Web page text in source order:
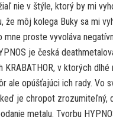
nie v štýle, ktorý by mi
že môj kolega Buky sa mi
mne proste vyvoláva
je česká
KRABATHOR, v ktorých
ale opúšťajúci ich rady. Vo
je chropot zrozumiteľný,
metalu. Tvorbu